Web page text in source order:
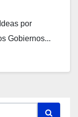
por
Gobiernos...